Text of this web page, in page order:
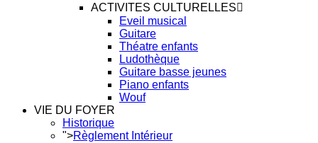
ACTIVITES CULTURELLES
Eveil musical
Guitare
Théatre enfants
Ludothèque
Guitare basse jeunes
Piano enfants
Wouf
VIE DU FOYER
Historique
">Règlement Intérieur